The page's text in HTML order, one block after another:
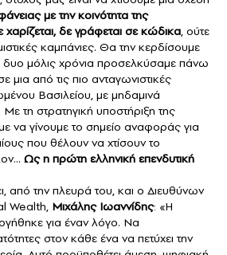
με την κοινότητα της
χαρίζεται, δε γράφεται σε κώδικα, ούτε
καμπάνιες. Θα την κερδίσουμε
μόλις χρόνια προσελκύσαμε πάνω
μια από τις πιο ανταγωνιστικές
Βασιλείου, με μηδαμινά
τη στρατηγική υποστήριξη της
να γίνουμε το σημείο αναφοράς για
που θέλουν να χτίσουν το
Ως η πρώτη ελληνική επενδυτική
από την πλευρά του, και ο Διευθύνων
Wealth, Μιχάλης Ιωαννίδης: «Η
για έναν λόγο. Να
στον κάθε ένα να πετύχει την